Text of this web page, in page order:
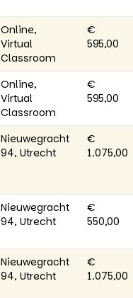
Online,
Virtual
Classroom
€
595,00
Online,
Virtual
Classroom
€
595,00
Nieuwegracht
94, Utrecht
€
1.075,00
Nieuwegracht
94, Utrecht
€
550,00
Nieuwegracht
94, Utrecht
€
1.075,00